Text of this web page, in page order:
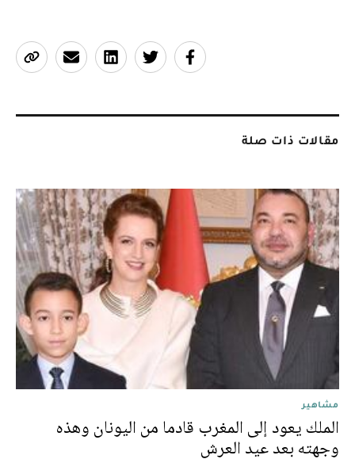
مقالات ذات صلة
مشاهير
الملك يعود إلى المغرب قادما من اليونان وهذه
وجهته بعد عيد العرش